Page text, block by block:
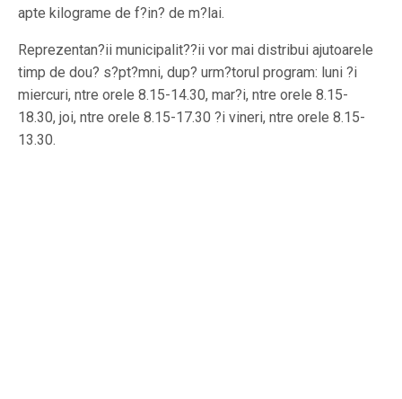
apte kilograme de f?in? de m?lai.
Reprezentan?ii municipalit??ii vor mai distribui ajutoarele
timp de dou? s?pt?mni, dup? urm?torul program: luni ?i
miercuri, ntre orele 8.15-14.30, mar?i, ntre orele 8.15-
18.30, joi, ntre orele 8.15-17.30 ?i vineri, ntre orele 8.15-
13.30.